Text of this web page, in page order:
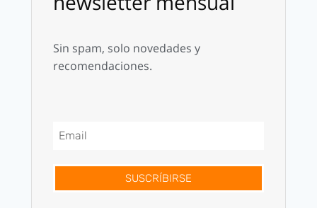
Sin spam, solo novedades y
recomendaciones.
SUSCRÍBIRSE